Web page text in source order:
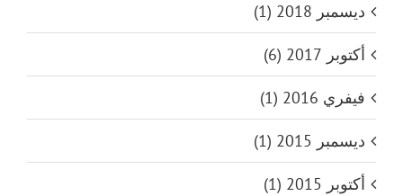
ديسمبر 2018 (1)
أكتوبر 2017 (6)
فيفري 2016 (1)
ديسمبر 2015 (1)
أكتوبر 2015 (1)